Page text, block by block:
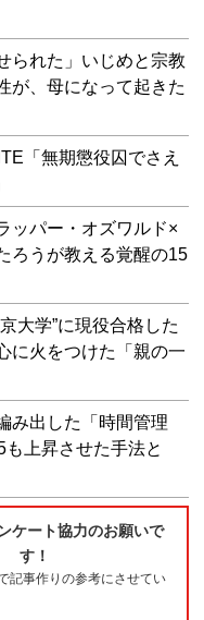
られた」いじめと宗教
が、母になって起きた
「無期懲役囚でさえ
ッパー・オズワルド×
ろうが教える覚醒の15
大学”に現役合格した
に火をつけた「親の一
み出した「時間管理
上昇させた手法と